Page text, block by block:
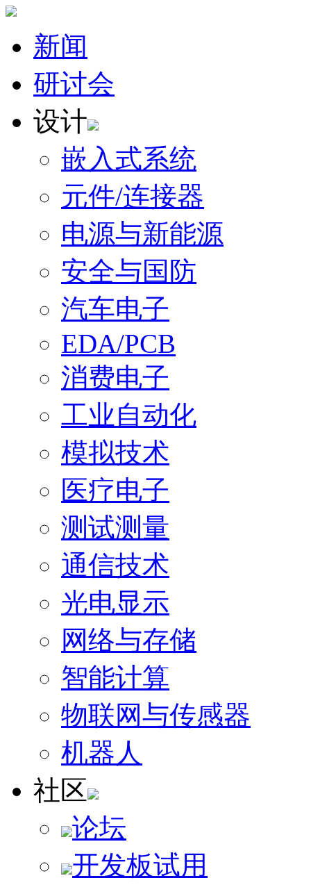
新闻
研讨会
设计
嵌入式系统
元件/连接器
电源与新能源
安全与国防
汽车电子
EDA/PCB
消费电子
工业自动化
模拟技术
医疗电子
测试测量
通信技术
光电显示
网络与存储
智能计算
物联网与传感器
机器人
社区
论坛
开发板试用